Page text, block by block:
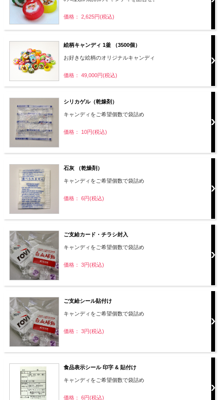
価格： 2,625円(税込)
絵柄キャンディ 1釜 （3500個）
お好きな絵柄のオリジナルキャンディ
価格： 49,000円(税込)
シリカゲル（乾燥剤）
キャンディをご希望個数で袋詰め
価格： 10円(税込)
石灰 （乾燥剤）
キャンディをご希望個数で袋詰め
価格： 6円(税込)
ご支給カード・チラシ封入
キャンディをご希望個数で袋詰め
価格： 3円(税込)
ご支給シール貼付け
キャンディをご希望個数で袋詰め
価格： 3円(税込)
食品表示シール 印字 & 貼付け
キャンディをご希望個数で袋詰め
価格： 6円(税込)